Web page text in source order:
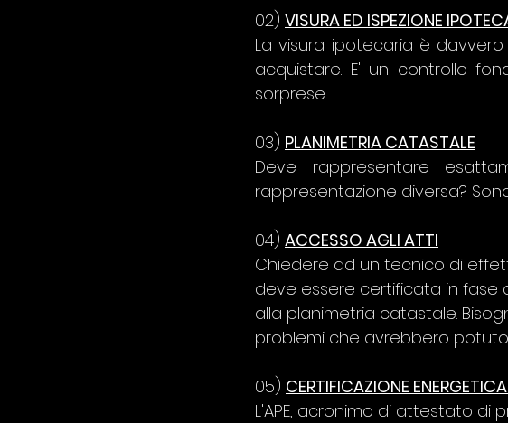
02) VISURA ED ISPEZIONE
La visura ipotecaria è
acquistare. E' un controllo
sorprese .
03) PLANIMETRIA CATASTALE
Deve rappresentare
rappresentazione diversa?
04) ACCESSO AGLI ATTI
Chiedere ad un tecnico di
deve essere certificata in fase
alla planimetria catastale.
problemi che avrebbero
05) CERTIFICAZIONE ENERGETICA
L'APE, acronimo di attestato